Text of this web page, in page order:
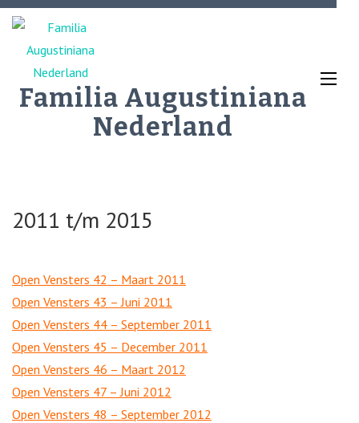
Ga
naar
inhoud
enter)Familia Augustiniana
Nederland
2011 t/m 2015
Open Vensters 42 – Maart 2011
Open Vensters 43 – Juni 2011
Open Vensters 44 – September 2011
Open Vensters 45 – December 2011
Open Vensters 46 – Maart 2012
Open Vensters 47 – Juni 2012
Open Vensters 48 – September 2012